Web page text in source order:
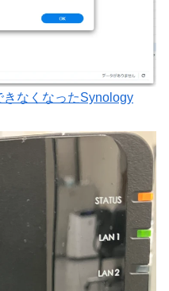
なくなったSynology